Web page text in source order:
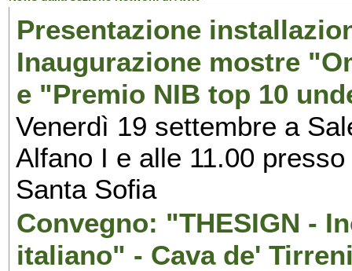
Presentazione
Inaugurazione mostre
e "Premio NIB top 10
Venerdì 19 settembre a
Alfano I e alle 11.00
Santa Sofia
Convegno: "THESIGN -
italiano" - Cava de'